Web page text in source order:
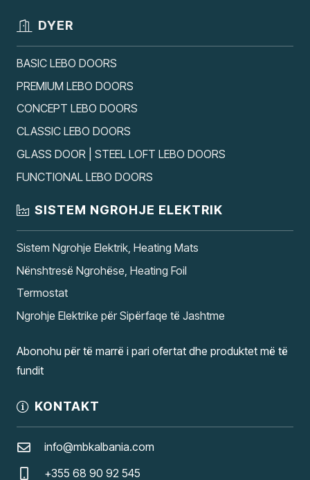
DYER
BASIC LEBO DOORS
PREMIUM LEBO DOORS
CONCEPT LEBO DOORS
CLASSIC LEBO DOORS
GLASS DOOR | STEEL LOFT LEBO DOORS
FUNCTIONAL LEBO DOORS
SISTEM NGROHJE ELEKTRIK
Sistem Ngrohje Elektrik, Heating Mats
Nënshtresë Ngrohëse, Heating Foil
Termostat
Ngrohje Elektrike për Sipërfaqe të Jashtme
Abonohu për të marrë i pari ofertat dhe produktet më të
fundit
KONTAKT
info@mbkalbania.com
+355 68 90 92 545